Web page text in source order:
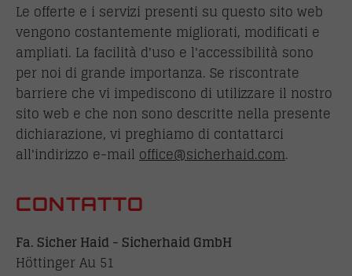
Le offerte e i servizi presenti su questo sito web
vengono costantemente migliorati, modificati e
ampliati. La facilità d'uso e l'accessibilità sono
per noi di grande importanza. Se riscontrate
barriere che vi impediscono di utilizzare il nostro
sito web e che non sono descritte nella presente
dichiarazione, vi preghiamo di contattarci
all'indirizzo e-mail office@sicherhaid.com.
CONTATTO
Fa. Sicher Haid - Sicherhaid GmbH
Höttinger Au 51